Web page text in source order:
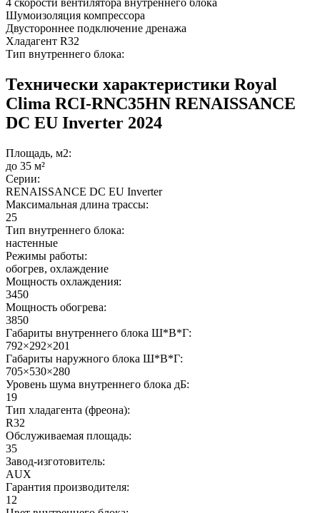
Шумоизоляция компрессора
Двустороннее подключение дренажа
Хладагент R32
Тип внутреннего блока:
Технически характеристики Royal
Clima RCI-RNС35HN RENAISSANCE
DC EU Inverter 2024
Площадь, м2:
до 35 м²
Серии:
RENAISSANCE DC EU Inverter
Максимальная длина трассы:
25
Тип внутреннего блока:
настенные
Режимы работы:
обогрев, охлаждение
Мощность охлаждения:
3450
Мощность обогрева:
3850
Габариты внутреннего блока Ш*В*Г:
792×292×201
Габариты наружного блока Ш*В*Г:
705×530×280
Уровень шума внутреннего блока дБ:
19
Тип хладагента (фреона):
R32
Обслуживаемая площадь:
35
Завод-изготовитель:
AUX
Гарантия производителя:
12